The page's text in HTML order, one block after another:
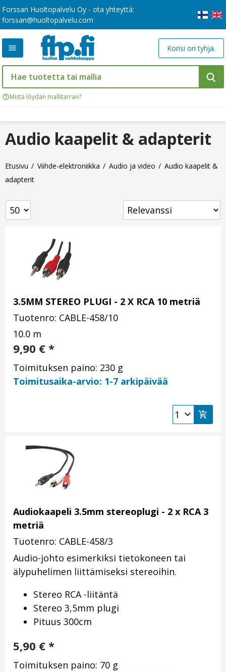
Forssan Huoltopalvelu Oy - ota yhteyttä:
forssan@huoltopalvelu.com
Mistä löydän mallitarran?
Korisi on tyhjä.
Etusivu Viihde-elektroniikka Audio ja video
Audio kaapelit &
adapterit
Audio kaapelit & adapterit
3.5MM STEREO PLUGI - 2 X RCA 10 metriä
Tuotenro: CABLE-458/10
10.0 m
9,90 € *
Toimituksen paino: 230 g
Toimitusaika-arvio: 1-7 arkipäivää
Audiokaapeli 3.5mm stereoplugi - 2 x RCA 3
metriä
Tuotenro: CABLE-458/3
Audio-johto esimerkiksi tietokoneen tai
älypuhelimen liittämiseksi stereoihin.
Stereo RCA -liitäntä
Stereo 3,5mm plugi
Pituus 300cm
5,90 € *
Toimituksen paino: 70 g